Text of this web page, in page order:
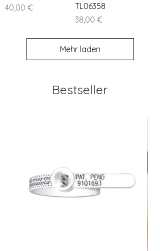
Preis
40,00 €
TL06358
Preis
38,00 €
Mehr laden
Bestseller